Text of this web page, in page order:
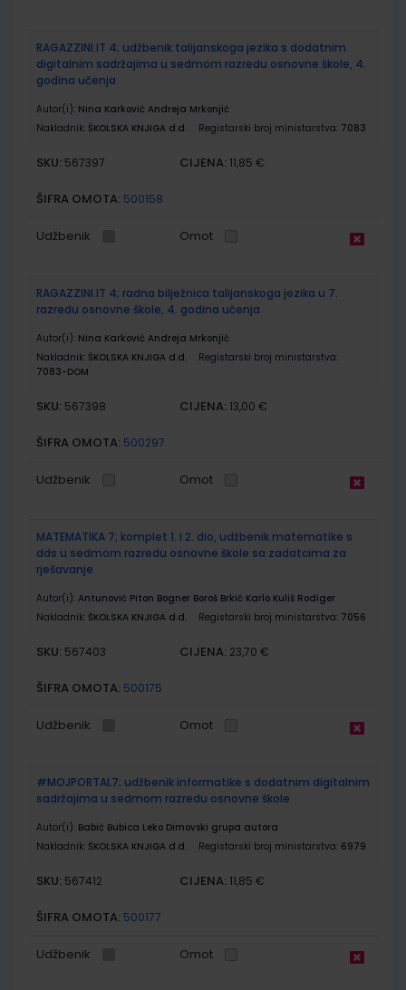
RAGAZZINI.IT 4; udžbenik talijanskoga jezika s dodatnim
digitalnim sadržajima u sedmom razredu osnovne škole, 4.
godina učenja
Autor(i): Nina Karković Andreja Mrkonjić
Nakladnik: ŠKOLSKA KNJIGA d.d. Registarski broj ministarstva: 7083
SKU: 567397 CIJENA: 11,85 €
ŠIFRA OMOTA: 500158
Udžbenik Omot
RAGAZZINI.IT 4; radna bilježnica talijanskoga jezika u 7.
razredu osnovne škole, 4. godina učenja
Autor(i): Nina Karković Andreja Mrkonjić
Nakladnik: ŠKOLSKA KNJIGA d.d.
Registarski broj ministarstva:
7083-DOM
SKU: 567398 CIJENA: 13,00 €
ŠIFRA OMOTA: 500297
Udžbenik Omot
MATEMATIKA 7; komplet 1. i 2. dio, udžbenik matematike s
dds u sedmom razredu osnovne škole sa zadatcima za
rješavanje
Autor(i): Antunović Piton Bogner Boroš Brkić Karlo Kuliš Rodiger
Nakladnik: ŠKOLSKA KNJIGA d.d. Registarski broj ministarstva: 7056
SKU: 567403 CIJENA: 23,70 €
ŠIFRA OMOTA: 500175
Udžbenik Omot
#MOJPORTAL7; udžbenik informatike s dodatnim digitalnim
sadržajima u sedmom razredu osnovne škole
Autor(i): Babić Bubica Leko Dimovski grupa autora
Nakladnik: ŠKOLSKA KNJIGA d.d. Registarski broj ministarstva: 6979
SKU: 567412 CIJENA: 11,85 €
ŠIFRA OMOTA: 500177
Udžbenik Omot